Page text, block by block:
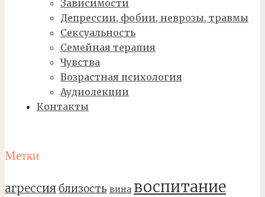
Зависимости
Депрессии, фобии, неврозы, травмы
Сексуальность
Семейная терапия
Чувства
Возрастная психология
Аудиолекции
Контакты
Метки
агрессия близость вина воспитание